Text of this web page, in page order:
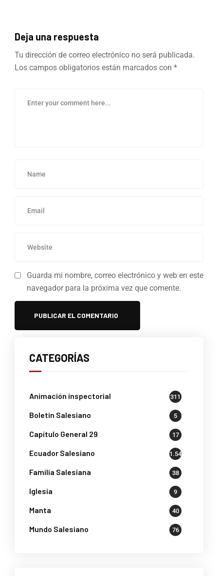
Deja una respuesta
Tu dirección de correo electrónico no será publicada.
Los campos obligatorios están marcados con *
Guarda mi nombre, correo electrónico y web en este
navegador para la próxima vez que comente.
CATEGORÍAS
Animación inspectorial 311
Boletin Salesiano 5
Capítulo General 29 17
Ecuador Salesiano 1.541
Familia Salesiana 38
Iglesia 9
Manta 40
Mundo Salesiano 76